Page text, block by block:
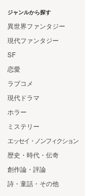
ジャンルから探す
異世界ファンタジー
現代ファンタジー
SF
恋愛
ラブコメ
現代ドラマ
ホラー
ミステリー
エッセイ・ノンフィクション
歴史・時代・伝奇
創作論・評論
詩・童話・その他